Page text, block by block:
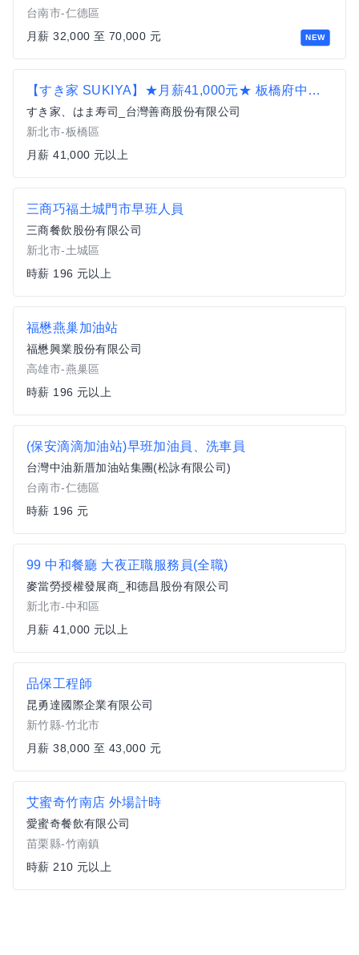
NEW
台南市-仁德區
月薪 32,000 至 70,000 元
【すき家 SUKIYA】★月薪41,000元★ 板橋府中店 儲備幹部
すき家、はま寿司_台灣善商股份有限公司
新北市-板橋區
月薪 41,000 元以上
三商巧福土城門市早班人員
三商餐飲股份有限公司
新北市-土城區
時薪 196 元以上
福懋燕巢加油站
福懋興業股份有限公司
高雄市-燕巢區
時薪 196 元以上
(保安滴滴加油站)早班加油員、洗車員
台灣中油新厝加油站集團(松詠有限公司)
台南市-仁德區
時薪 196 元
99 中和餐廳 大夜正職服務員(全職)
麥當勞授權發展商_和德昌股份有限公司
新北市-中和區
月薪 41,000 元以上
品保工程師
昆勇達國際企業有限公司
新竹縣-竹北市
月薪 38,000 至 43,000 元
艾蜜奇竹南店 外場計時
愛蜜奇餐飲有限公司
苗栗縣-竹南鎮
時薪 210 元以上